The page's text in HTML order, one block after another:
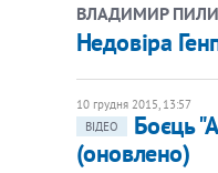
ВЛАДИМИР
Недовіра
10 грудня 2015, 13:57
ВІДЕО
Боєць
(оновлено)